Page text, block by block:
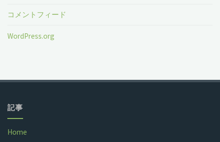
コメントフィード
WordPress.org
記事
Home